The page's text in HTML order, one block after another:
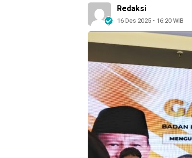
Redaksi
16 Des 2025 - 16:20 WIB